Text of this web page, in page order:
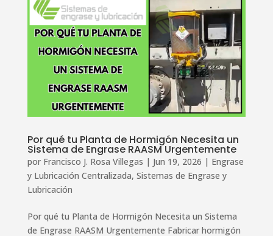
Por qué tu Planta de Hormigón Necesita un
Sistema de Engrase RAASM Urgentemente
por Francisco J. Rosa Villegas | Jun 19, 2026 | Engrase
y Lubricación Centralizada, Sistemas de Engrase y
Lubricación
Por qué tu Planta de Hormigón Necesita un Sistema
de Engrase RAASM Urgentemente Fabricar hormigón